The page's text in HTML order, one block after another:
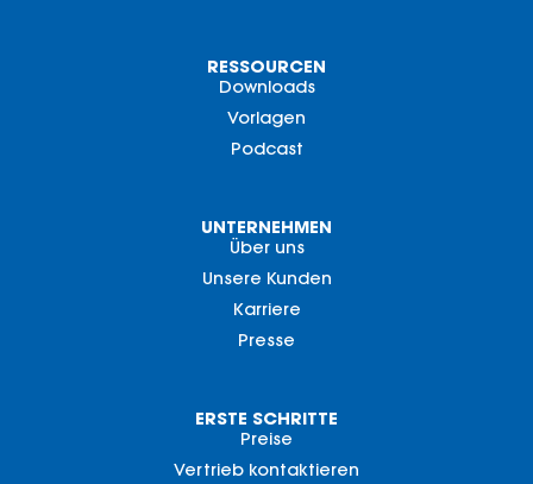
RESSOURCEN
Downloads
Vorlagen
Podcast
UNTERNEHMEN
Über uns
Unsere Kunden
Karriere
Presse
ERSTE SCHRITTE
Preise
Vertrieb kontaktieren